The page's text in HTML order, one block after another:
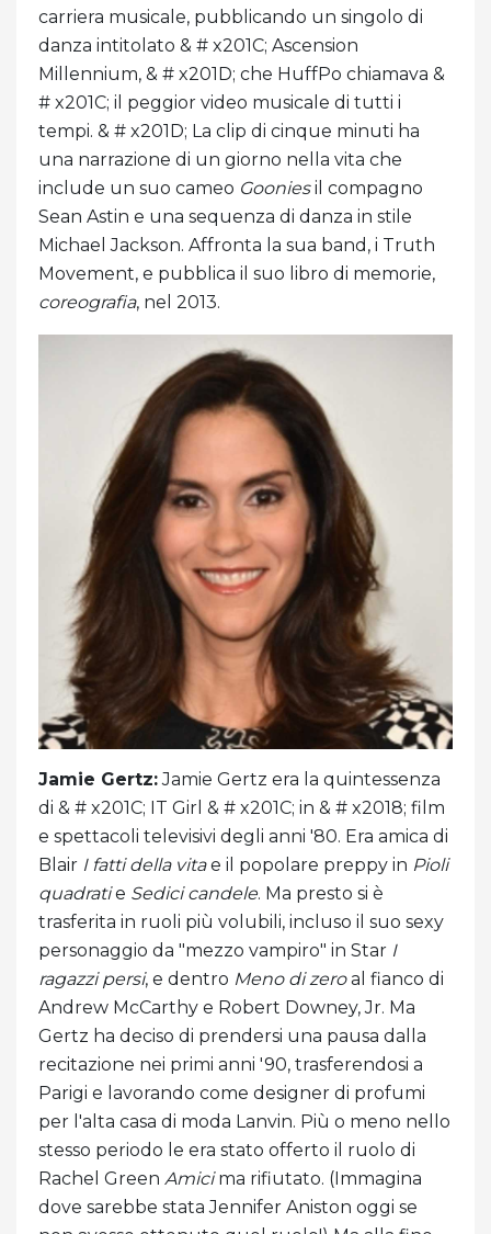
carriera musicale, pubblicando un singolo di
danza intitolato & # x201C; Ascension
Millennium, & # x201D; che HuffPo chiamava &
# x201C; il peggior video musicale di tutti i
tempi. & # x201D; La clip di cinque minuti ha
una narrazione di un giorno nella vita che
include un suo cameo Gooniesil compagno
Sean Astin e una sequenza di danza in stile
Michael Jackson. Affronta la sua band, i Truth
Movement, e pubblica il suo libro di memorie,
coreografia, nel 2013.
Jamie Gertz:Jamie Gertz era la quintessenza
di & # x201C; IT Girl & # x201C; in & # x2018; film
e spettacoli televisivi degli anni '80. Era amica di
Blair I fatti della vitae il popolare preppy in Pioli
quadratie Sedici candele. Ma presto si è
trasferita in ruoli più volubili, incluso il suo sexy
personaggio da "mezzo vampiro" in Star I
ragazzi persi, e dentro Meno di zeroal fianco di
Andrew McCarthy e Robert Downey, Jr. Ma
Gertz ha deciso di prendersi una pausa dalla
recitazione nei primi anni '90, trasferendosi a
Parigi e lavorando come designer di profumi
per l'alta casa di moda Lanvin. Più o meno nello
stesso periodo le era stato offerto il ruolo di
Rachel Green Amicima rifiutato. (Immagina
dove sarebbe stata Jennifer Aniston oggi se